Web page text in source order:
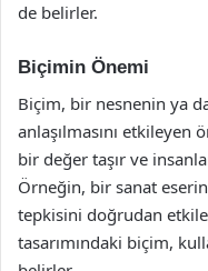
de belirler.
Biçimin Önemi
Biçim, bir nesnenin ya
anlaşılmasını
bir değer taşır ve
Örneğin, bir sanat
tepkisini doğrudan
tasarımındaki biçim,